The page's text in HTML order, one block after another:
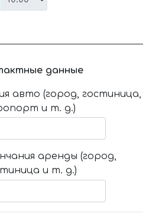
данные
авто (город, гостиница,
и т. д.)
аренды (город,
и т. д.)